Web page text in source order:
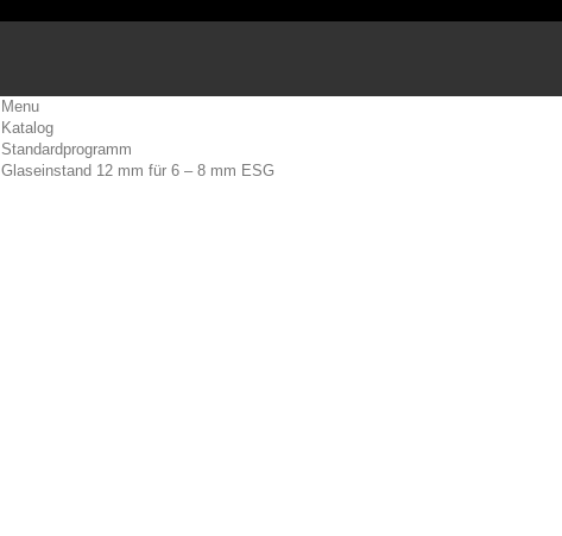
Menu
Katalog
Standardprogramm
Glaseinstand 12 mm für 6 – 8 mm ESG